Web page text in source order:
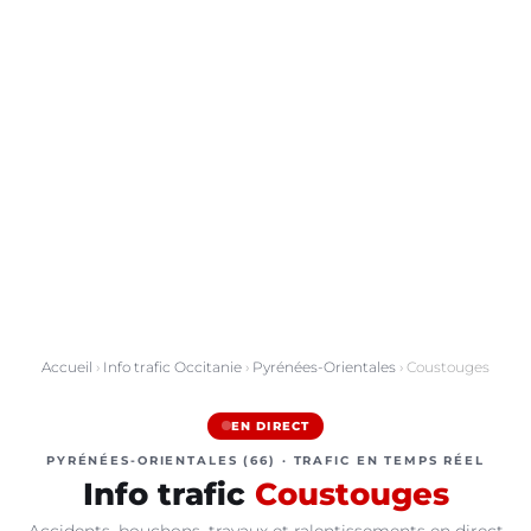
Accueil › Info trafic Occitanie › Pyrénées-Orientales › Coustouges
EN DIRECT
PYRÉNÉES-ORIENTALES (66) · TRAFIC EN TEMPS RÉEL
Info trafic Coustouges